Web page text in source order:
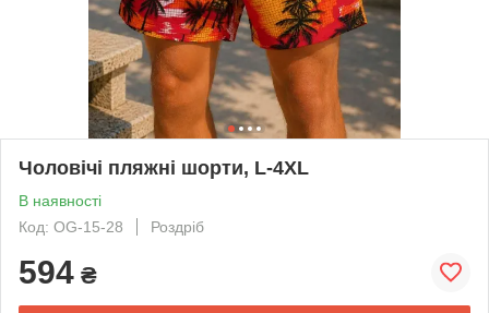
Чоловічі пляжні шорти, L-4XL
В наявності
Код: OG-15-28
Роздріб
594 ₴